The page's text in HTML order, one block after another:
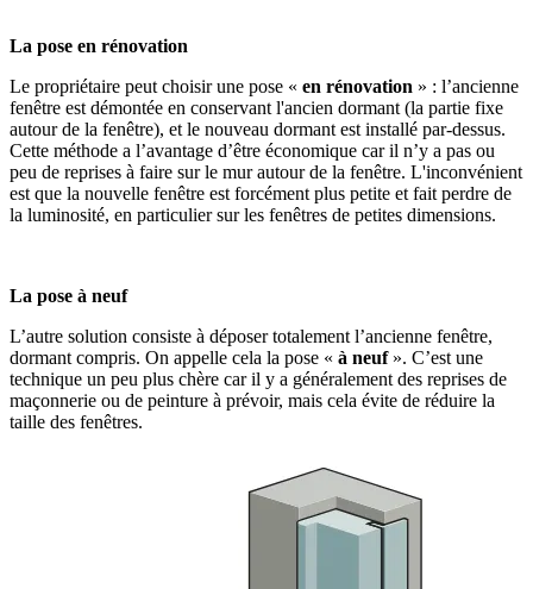
La pose en rénovation
Le propriétaire peut choisir une pose « en rénovation » : l’ancienne
fenêtre est démontée en conservant l'ancien dormant (la partie fixe
autour de la fenêtre), et le nouveau dormant est installé par-dessus.
Cette méthode a l’avantage d’être économique car il n’y a pas ou
peu de reprises à faire sur le mur autour de la fenêtre. L'inconvénient
est que la nouvelle fenêtre est forcément plus petite et fait perdre de
la luminosité, en particulier sur les fenêtres de petites dimensions.
La pose à neuf
L’autre solution consiste à déposer totalement l’ancienne fenêtre,
dormant compris. On appelle cela la pose « à neuf». C’est une
technique un peu plus chère car il y a généralement des reprises de
maçonnerie ou de peinture à prévoir, mais cela évite de réduire la
taille des fenêtres.